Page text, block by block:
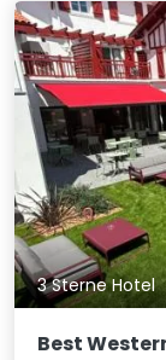
3 Sterne Hotel
Best